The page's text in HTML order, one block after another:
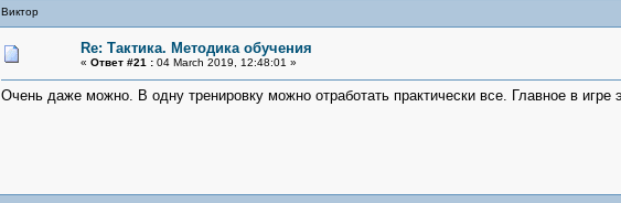
Виктор
Re: Тактика. Методика обучения
« Ответ #21 :04 March 2019, 12:48:01 »
Очень даже можно. В одну тренировку можно отработать практически все. Главное в игре